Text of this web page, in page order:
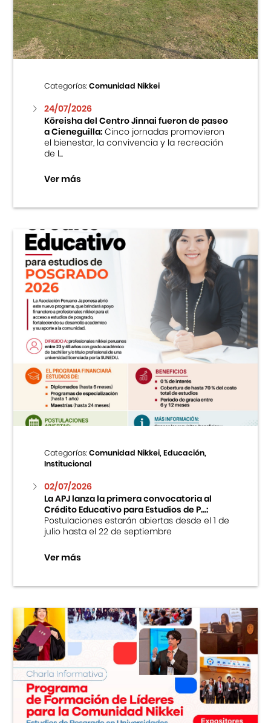
Centro Cultural Peruano Japonés
Cursos
Museo de la Inmigración Japonesa
Fondo Editorial
Teatro Peruano Japonés
Categorías:Comunidad Nikkei
24/07/2026
Kōreisha del Centro Jinnai fueron de paseo
a Cieneguilla:Cinco jornadas promovieron
el bienestar, la convivencia y la recreación
de l...
Ver más
Categorías:Comunidad Nikkei, Educación,
Institucional
02/07/2026
La APJ lanza la primera convocatoria al
Crédito Educativo para Estudios de P...:
Postulaciones estarán abiertas desde el 1 de
julio hasta el 22 de septiembre
Ver más